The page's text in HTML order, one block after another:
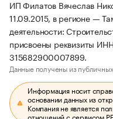
ИП Филатов Вячеслав
11.09.2015, в регионе —
деятельности:
присвоены реквизиты
315682900007899.
Данные получены из
Информация носит
основании данных из
Компания не является
отношений с сервисом